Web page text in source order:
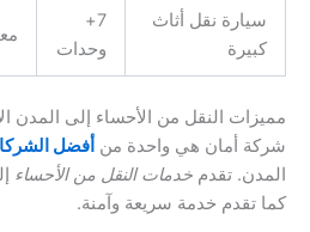
سيارة نقل أثاث
كبيرة
7+
وحدات
مميزات النقل من الأحساء إلى المدن
شركة أمان هي واحدة من أفضل
المدن. تقدم خدمات النقل من الأحساء
كما تقدم خدمة سريعة وآمنة.